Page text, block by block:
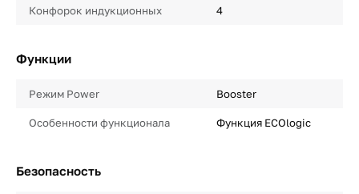
Конфорок индукционных 4
Функции
Режим Power Booster
Особенности функционала Функция ECOlogic
Безопасность